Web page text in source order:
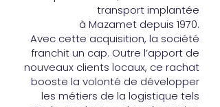
transport implantée
à Mazamet depuis 1970.
Avec cette acquisition, la société
franchit un cap. Outre l’apport de
nouveaux clients locaux, ce rachat
booste la volonté de développer
les métiers de la logistique tels